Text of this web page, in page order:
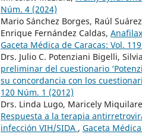
Núm. 4 (2024)
Mario Sánchez Borges, Raúl
Enrique Fernández Caldas,
Gaceta Médica de Caracas: Vol.
Drs. Julio C. Potenziani Bigelli,
preliminar del cuestionario
su concordancia con los
120 Núm. 1 (2012)
Drs. Linda Lugo, Maricely
Respuesta a la terapia
infección VIH/SIDA , Gaceta